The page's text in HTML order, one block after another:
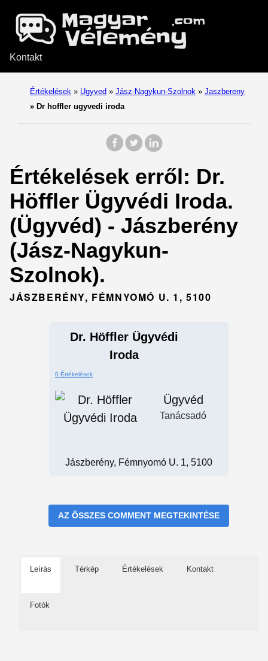
Kontakt
Értékelések » Ugyved » Jász-Nagykun-Szolnok » Jaszbereny
» Dr hoffler ugyvedi iroda
Értékelések erről: Dr.
Höffler Ügyvédi Iroda.
(Ügyvéd) - Jászberény
(Jász-Nagykun-
Szolnok).
JÁSZBERÉNY, FÉMNYOMÓ U. 1, 5100
Dr. Höffler Ügyvédi
Iroda
0 Értékelések
Ügyvéd
Tanácsadó
Jászberény, Fémnyomó U. 1, 5100
AZ ÖSSZES COMMENT MEGTEKINTÉSE
Leírás Térkép Értékelések Kontakt
Fotók